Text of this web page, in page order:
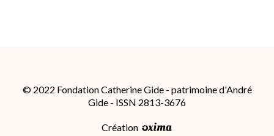
© 2022 Fondation Catherine Gide - patrimoine d'André
Gide - ISSN 2813-3676
Création